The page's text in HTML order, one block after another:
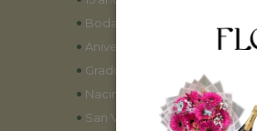
• Bodas
• Aniversarios
• Graduaciones
• Nacimientos
• San Valentín